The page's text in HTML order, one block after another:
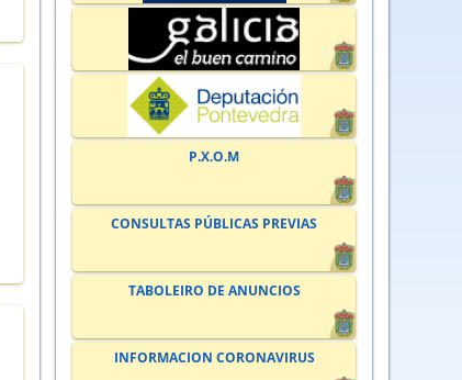
P.X.O.M
CONSULTAS PÚBLICAS PREVIAS
TABOLEIRO DE ANUNCIOS
INFORMACION CORONAVIRUS